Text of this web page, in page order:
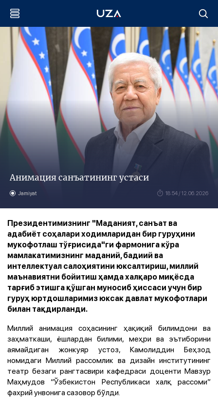
Анимация санъатининг устаси
Jamiyat 18:54 / 12.06.2026
Президентимизнинг "Маданият, санъат ва
адабиёт соҳалари ходимларидан бир гуруҳини
мукофотлаш тўғрисида"ги фармонига кўра
мамлакатимизнинг маданий, бадиий ва
интеллектуал салоҳиятини юксалтириш, миллий
маънавиятни бойитиш ҳамда халқаро миқёсда
тарғиб этишга қўшган муносиб ҳиссаси учун бир
гуруҳ юртдошларимиз юксак давлат мукофотлари
билан тақдирланди.
Миллий анимация соҳасининг ҳақиқий билимдони ва
заҳматкаши, ёшлардан билими, меҳри ва эътиборини
аямайдиган жонкуяр устоз, Камолиддин Беҳзод
номидаги Миллий рассомлик ва дизайн институтининг
театр безаги рангтасвири кафедраси доценти Мавзур
Маҳмудов “Ўзбекистон Республикаси халқ рассоми”
фахрий унвонига сазовор бўлди.